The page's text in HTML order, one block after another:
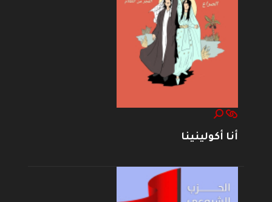
أنا أكولينينا